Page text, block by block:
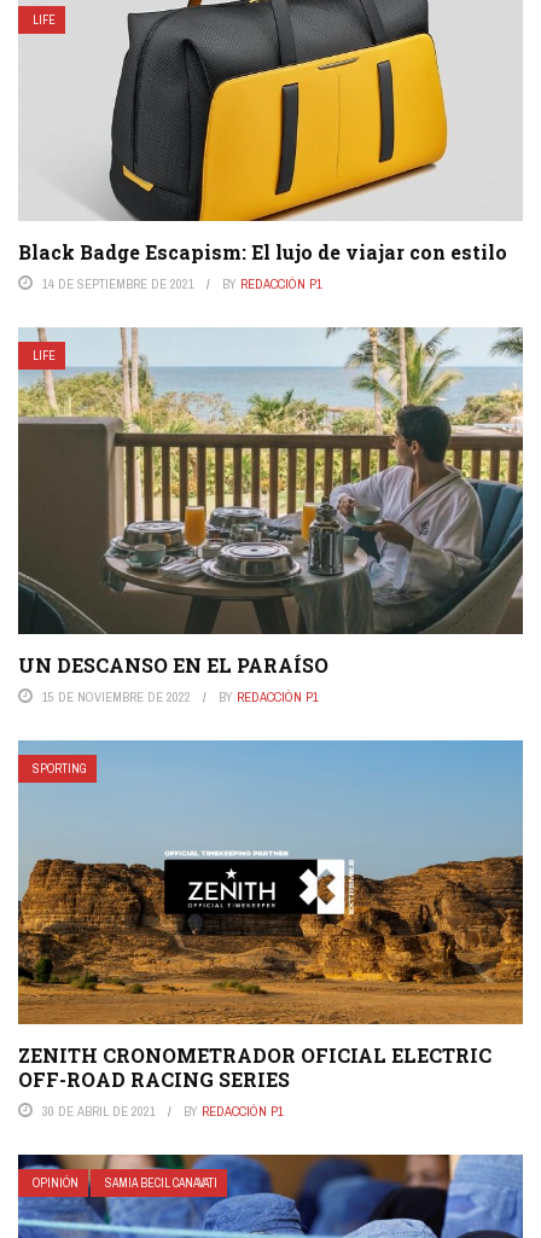
LIFE
Black Badge Escapism: El lujo de viajar con estilo
14 DE SEPTIEMBRE DE 2021 BY REDACCIÓN P1
LIFE
UN DESCANSO EN EL PARAÍSO
15 DE NOVIEMBRE DE 2022 BY REDACCIÓN P1
SPORTING
ZENITH CRONOMETRADOR OFICIAL ELECTRIC
OFF-ROAD RACING SERIES
30 DE ABRIL DE 2021 BY REDACCIÓN P1
OPINIÓN SAMIA BECIL CANAVATI